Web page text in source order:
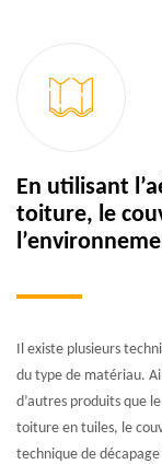
En utilisant
toiture, le
Il existe plusieurs
du type de matériau.
d’autres produits que
toiture en tuiles, le
technique de